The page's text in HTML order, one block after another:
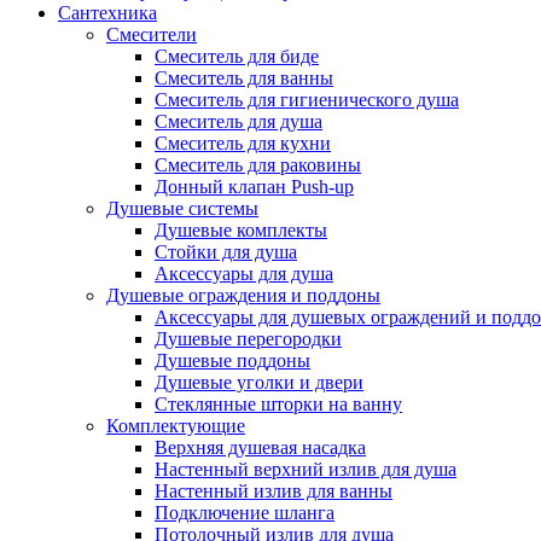
Сантехника
Смесители
Смеситель для биде
Смеситель для ванны
Смеситель для гигиенического душа
Смеситель для душа
Смеситель для кухни
Смеситель для раковины
Донный клапан Push-up
Душевые системы
Душевые комплекты
Стойки для душа
Аксессуары для душа
Душевые ограждения и поддоны
Аксессуары для душевых ограждений и
Душевые перегородки
Душевые поддоны
Душевые уголки и двери
Стеклянные шторки на ванну
Комплектующие
Верхняя душевая насадка
Настенный верхний излив для душа
Настенный излив для ванны
Подключение шланга
Потолочный излив для душа